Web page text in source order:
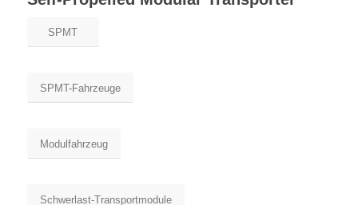
SPMT
SPMT-Fahrzeuge
Modulfahrzeug
Schwerlast-Transportmodule